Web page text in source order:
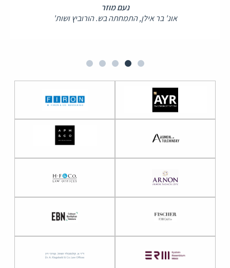
נעם מוזר
אונ' בר אילן, התמחתה בש. הורוביץ ושות'